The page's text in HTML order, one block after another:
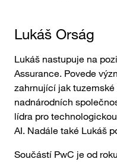
Lukáš ​Orság ​​
Lukáš nastupuje na
Assurance. Povede
zahrnující jak
nadnárodních
lídra pro
AI. Nadále také Lukáš
Součástí PwC je od